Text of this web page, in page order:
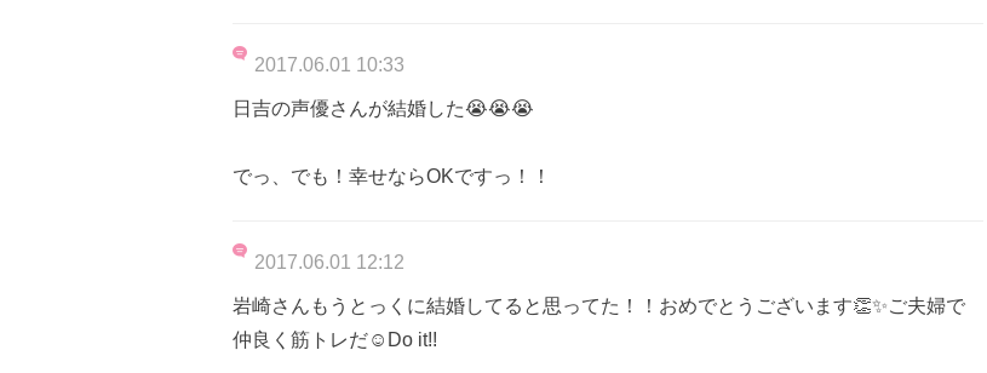
2017.06.01 10:33
日吉の声優さんが結婚した😭😭😭
でっ、でも！幸せならOKですっ！！
2017.06.01 12:12
岩崎さんもうとっくに結婚してると思ってた！！おめでとうございます👏✨ご夫婦で
仲良く筋トレだ☺️Do it!!